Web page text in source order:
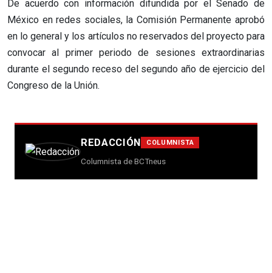
De acuerdo con información difundida por el Senado de
México en redes sociales, la Comisión Permanente aprobó
en lo general y los artículos no reservados del proyecto para
convocar al primer periodo de sesiones extraordinarias
durante el segundo receso del segundo año de ejercicio del
Congreso de la Unión.
REDACCIÓN COLUMNISTA
Columnista de BCTneus